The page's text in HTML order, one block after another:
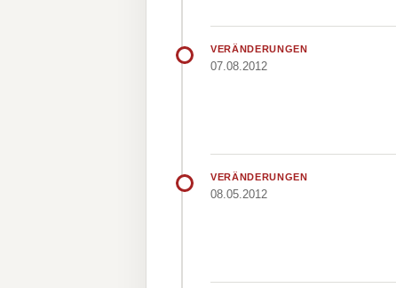
VERÄNDERUNGEN
07.08.2012
VERÄNDERUNGEN
08.05.2012